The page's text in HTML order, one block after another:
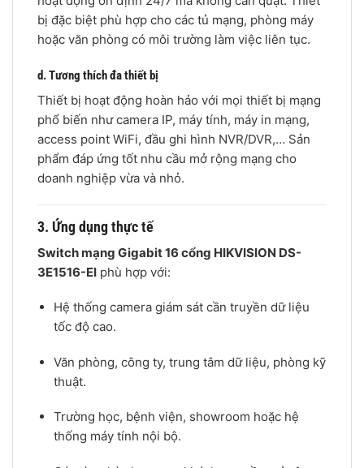
bị đặc biệt phù hợp cho các tủ mạng, phòng máy
hoặc văn phòng có môi trường làm việc liên tục.
d. Tương thích đa thiết bị
Thiết bị hoạt động hoàn hảo với mọi thiết bị mạng
phổ biến như camera IP, máy tính, máy in mạng,
access point WiFi, đầu ghi hình NVR/DVR,… Sản
phẩm đáp ứng tốt nhu cầu mở rộng mạng cho
doanh nghiệp vừa và nhỏ.
3. Ứng dụng thực tế
Switch mạng Gigabit 16 cổng HIKVISION DS-
3E1516-EI phù hợp với:
Hệ thống camera giám sát cần truyền dữ liệu
tốc độ cao.
Văn phòng, công ty, trung tâm dữ liệu, phòng kỹ
thuật.
Trường học, bệnh viện, showroom hoặc hệ
thống máy tính nội bộ.